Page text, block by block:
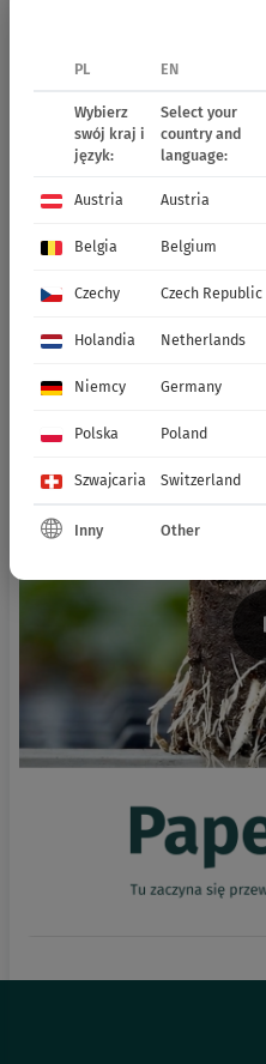
PL EN
Wybierz
swój kraj i
język:
Select your
country and
language:
Austria Austria
Belgia Belgium
Czechy Czech Republic
Holandia Netherlands
Niemcy Germany
Polska Poland
Szwajcaria Switzerland
Inny Other